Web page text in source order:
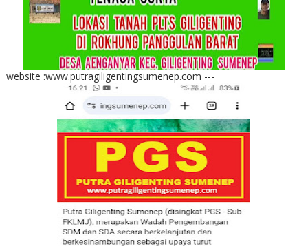
website :www.putragiligentingsumenep.com ---